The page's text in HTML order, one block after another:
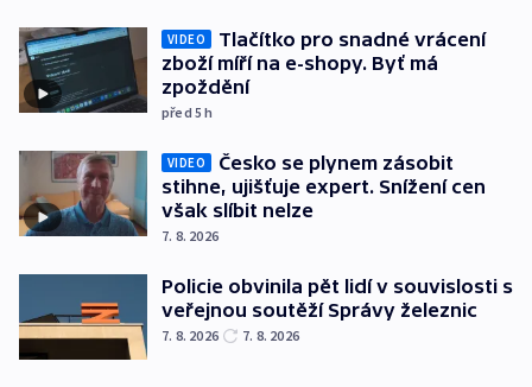
VIDEO
Tlačítko pro snadné vrácení
zboží míří na e-shopy. Byť má
zpoždění
před 5h
VIDEO
Česko se plynem zásobit
stihne, ujišťuje expert. Snížení cen
však slíbit nelze
7. 8. 2026
Policie obvinila pět lidí v souvislosti s
veřejnou soutěží Správy železnic
7. 8. 2026 7. 8. 2026